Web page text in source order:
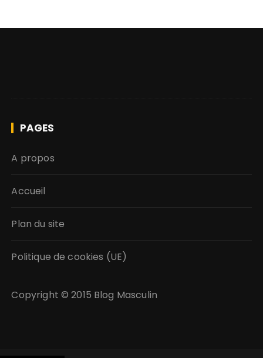
PAGES
A propos
Accueil
Plan du site
Politique de cookies (UE)
Copyright © 2015 Blog Masculin